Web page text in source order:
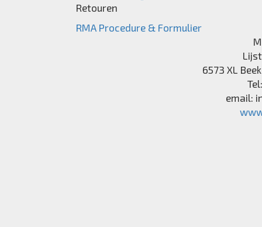
Retouren
RMA Procedure & Formulier
6573 XL
email: